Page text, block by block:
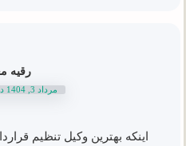
رقیه
مرداد 3, 1404 در 2:55 ق.ظ
اینکه بهترین وکیل تنظیم